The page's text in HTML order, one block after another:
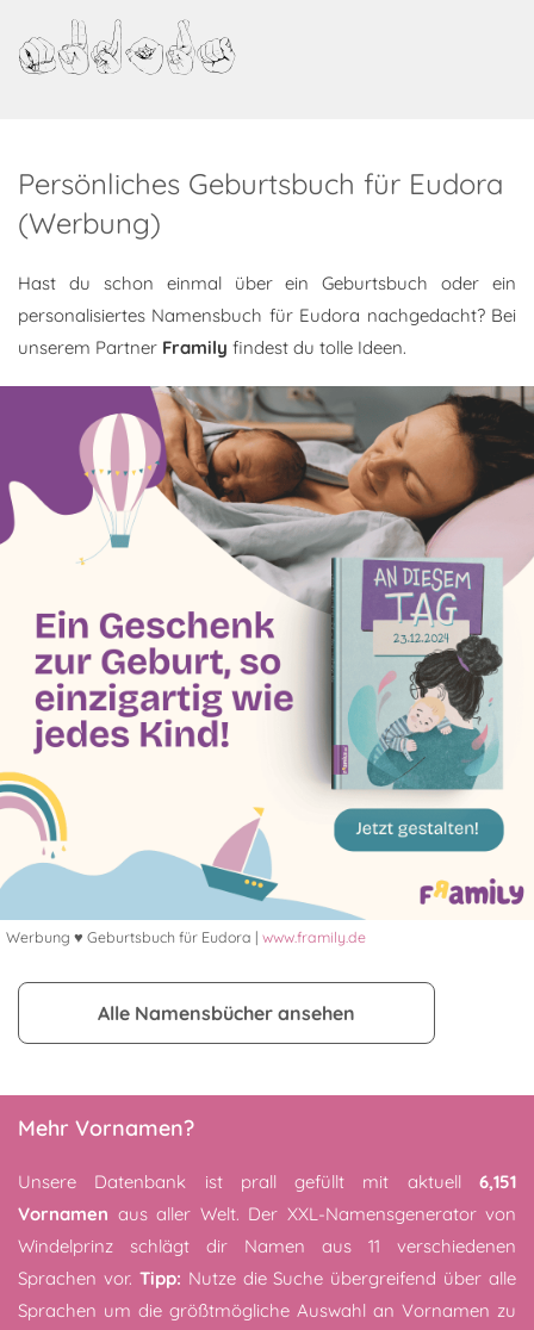
Eudora
Persönliches Geburtsbuch für Eudora
(Werbung)
Hast du schon einmal über ein Geburtsbuch oder ein
personalisiertes Namensbuch für Eudora nachgedacht? Bei
unserem Partner Framily findest du tolle Ideen.
Werbung ♥ Geburtsbuch für Eudora | www.framily.de
Alle Namensbücher ansehen
Mehr Vornamen?
Unsere Datenbank ist prall gefüllt mit aktuell 6,151
Vornamen aus aller Welt. Der XXL-Namensgenerator von
Windelprinz schlägt dir Namen aus 11 verschiedenen
Sprachen vor. Tipp: Nutze die Suche übergreifend über alle
Sprachen um die größtmögliche Auswahl an Vornamen zu